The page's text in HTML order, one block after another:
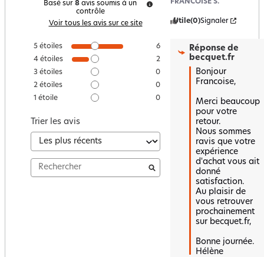
Basé sur 8 avis soumis à un
contrôle
Voir tous les avis sur ce site
5 étoiles
6
4 étoiles
2
3 étoiles
0
2 étoiles
0
1 étoile 0
Trier les avis
FRANCOISE S.
Utile(0)Signaler
Réponse de
becquet.fr
Bonjour
Francoise,
Merci beaucoup
pour votre
retour.
Nous sommes
ravis que votre
expérience
d'achat vous ait
donné
satisfaction.
Au plaisir de
vous retrouver
prochainement
sur becquet.fr,
Bonne journée.
Hélène